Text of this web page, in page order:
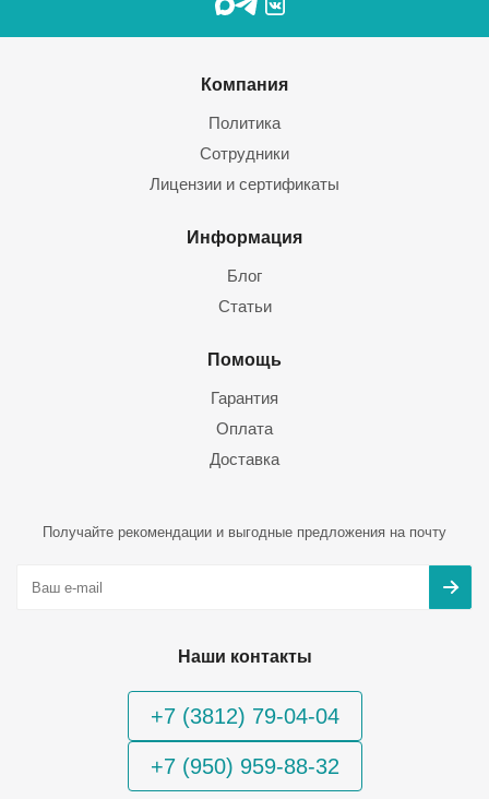
Компания
Политика
Сотрудники
Лицензии и сертификаты
Информация
Блог
Статьи
Помощь
Гарантия
Оплата
Доставка
Получайте рекомендации и выгодные предложения на почту
Наши контакты
+7 (3812) 79-04-04
+7 (950) 959-88-32